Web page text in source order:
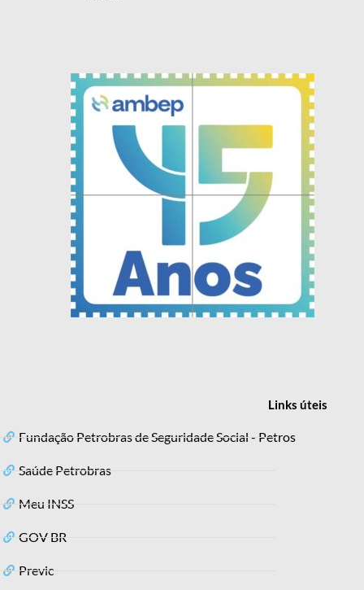
Linksúteis
Fundação Petrobras de Seguridade Social - Petros
Saúde Petrobras
Meu INSS
GOV BR
Previc